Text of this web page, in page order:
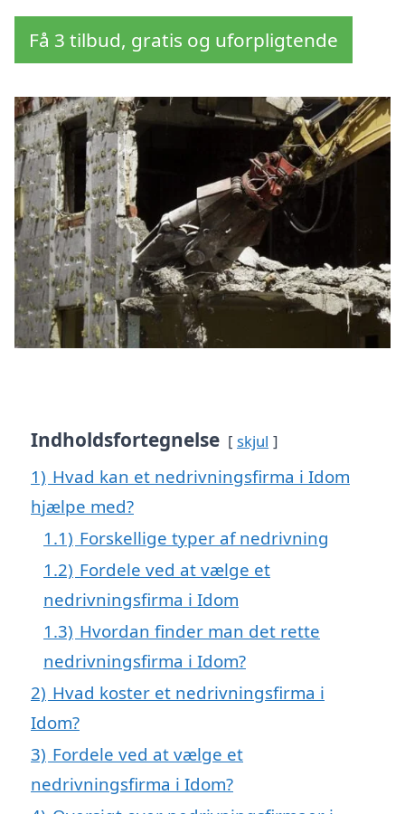
Få 3 tilbud, gratis og uforpligtende
Indholdsfortegnelse skjul
1) Hvad kan et nedrivningsfirma i Idom
hjælpe med?
1.1) Forskellige typer af nedrivning
1.2) Fordele ved at vælge et
nedrivningsfirma i Idom
1.3) Hvordan finder man det rette
nedrivningsfirma i Idom?
2) Hvad koster et nedrivningsfirma i
Idom?
3) Fordele ved at vælge et
nedrivningsfirma i Idom?